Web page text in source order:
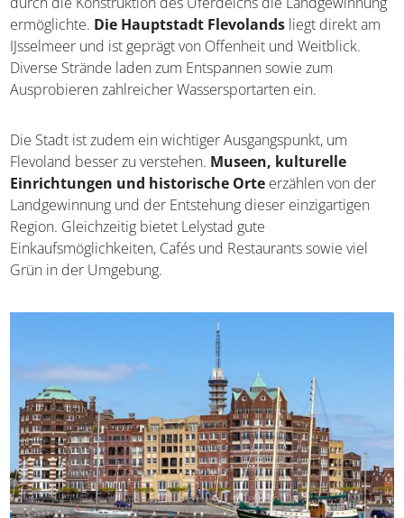
ermöglichte. Die Hauptstadt Flevolands liegt direkt am
IJsselmeer und ist geprägt von Offenheit und Weitblick.
Diverse Strände laden zum Entspannen sowie zum
Ausprobieren zahlreicher Wassersportarten ein.
Die Stadt ist zudem ein wichtiger Ausgangspunkt, um
Flevoland besser zu verstehen. Museen, kulturelle
Einrichtungen und historische Orte erzählen von der
Landgewinnung und der Entstehung dieser einzigartigen
Region. Gleichzeitig bietet Lelystad gute
Einkaufsmöglichkeiten, Cafés und Restaurants sowie viel
Grün in der Umgebung.